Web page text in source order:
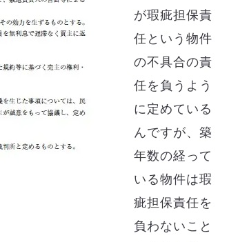
が瑕疵担保責
任という物件
の不具合の責
任を負うよう
に定めている
んですが、築
年数の経って
いる物件は瑕
疵担保責任を
負わないこと